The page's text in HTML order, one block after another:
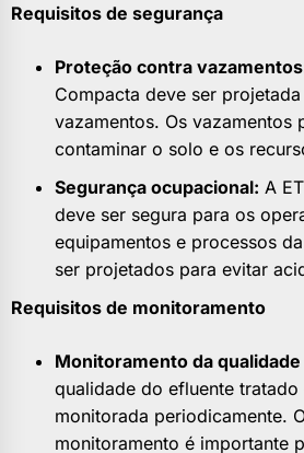
Requisitos de segurança
Proteção contra
Compacta deve ser
vazamentos. Os vazamentos
contaminar o solo e os
Segurança ocupacional: A
deve ser segura para os
equipamentos e processos
ser projetados para evitar
Requisitos de monitoramento
Monitoramento da
qualidade do efluente tratado
monitorada periodicamente.
monitoramento é importante